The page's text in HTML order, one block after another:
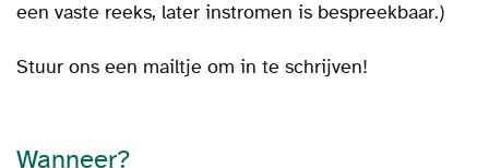
een vaste reeks, later instromen is bespreekbaar.)
Stuur ons een mailtje om in te schrijven!
Wanneer?